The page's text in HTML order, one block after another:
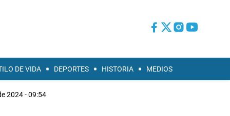
DE VIDA DEPORTES HISTORIA MEDIOS
2024 - 09:54